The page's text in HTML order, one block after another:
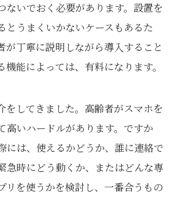
ないでおく必要があります。設置を
とうまくいかないケースもあるた
が丁寧に説明しながら導入すること
能によっては、有料になります。
をしてきました。高齢者がスマホを
高いハードルがあります。ですか
には、使えるかどうか、誰に連絡で
急時にどう動くか、またはどんな専
リを使うかを検討し、一番合うもの